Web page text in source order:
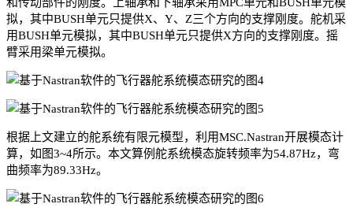
拟，其中BUSH单元只提供X、Y、Z三个方向的支撑刚度。舵机采
用BUSH单元模拟，其中BUSH单元只提供X方向的支撑刚度。摇
臂采用梁单元模拟。
根据上文建立的舵系统有限元模型，利用MSC.Nastran开展模态计
算，如图3~4所示。本文算例舵系统模态旋转频率为54.87Hz，弯
曲频率为89.33Hz。